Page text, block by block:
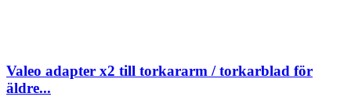
Valeo adapter x2 till torkararm / torkarblad för
äldre...